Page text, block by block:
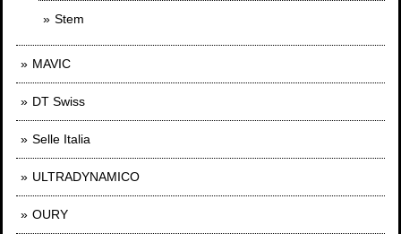
Stem
MAVIC
DT Swiss
Selle Italia
ULTRADYNAMICO
OURY